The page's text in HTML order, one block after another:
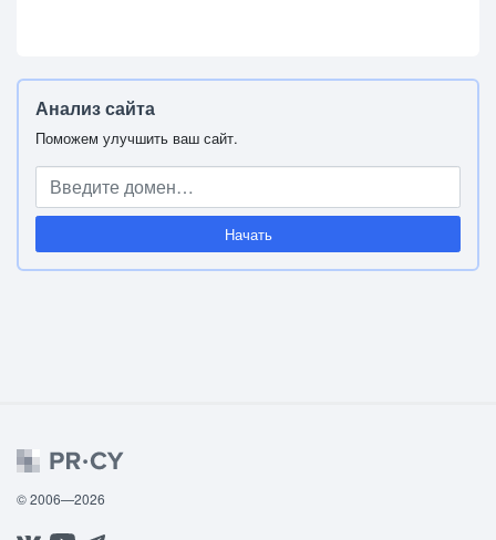
Анализ сайта
Поможем улучшить ваш сайт.
Начать
© 2006—2026